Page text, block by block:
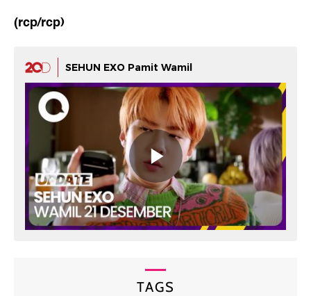
(rcp/rcp)
SEHUN EXO Pamit Wamil
TAGS